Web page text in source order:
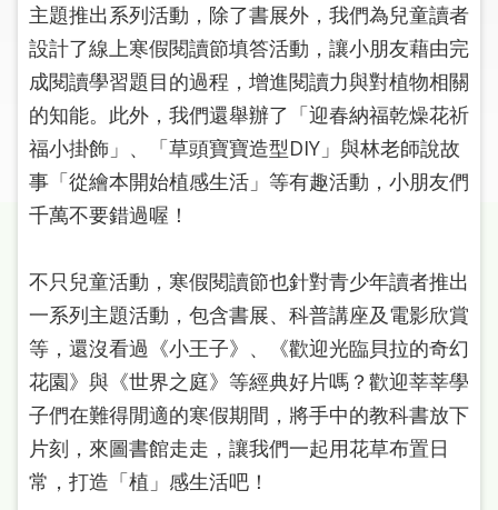
線
上
申
請
常
見
問
加
入
市
圖
網
站
主題推出系列活動，除了書展外，我們為兒童讀者
設計了線上寒假閱讀節填答活動，讓小朋友藉由完
成閱讀學習題目的過程，增進閱讀力與對植物相關
的知能。此外，我們還舉辦了「迎春納福乾燥花祈
福小掛飾」、「草頭寶寶造型DIY」與林老師說故
事「從繪本開始植感生活」等有趣活動，小朋友們
千萬不要錯過喔！
不只兒童活動，寒假閱讀節也針對青少年讀者推出
一系列主題活動，包含書展、科普講座及電影欣賞
等，還沒看過《小王子》、《歡迎光臨貝拉的奇幻
花園》與《世界之庭》等經典好片嗎？歡迎莘莘學
子們在難得閒適的寒假期間，將手中的教科書放下
片刻，來圖書館走走，讓我們一起用花草布置日
常，打造「植」感生活吧！